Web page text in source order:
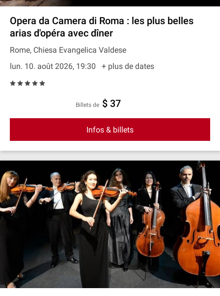
Opera da Camera di Roma : les plus belles
arias d'opéra avec dîner
Rome, Chiesa Evangelica Valdese
lun. 10. août 2026, 19:30
+ plus de dates
Billets de $ 37
Infos & billets